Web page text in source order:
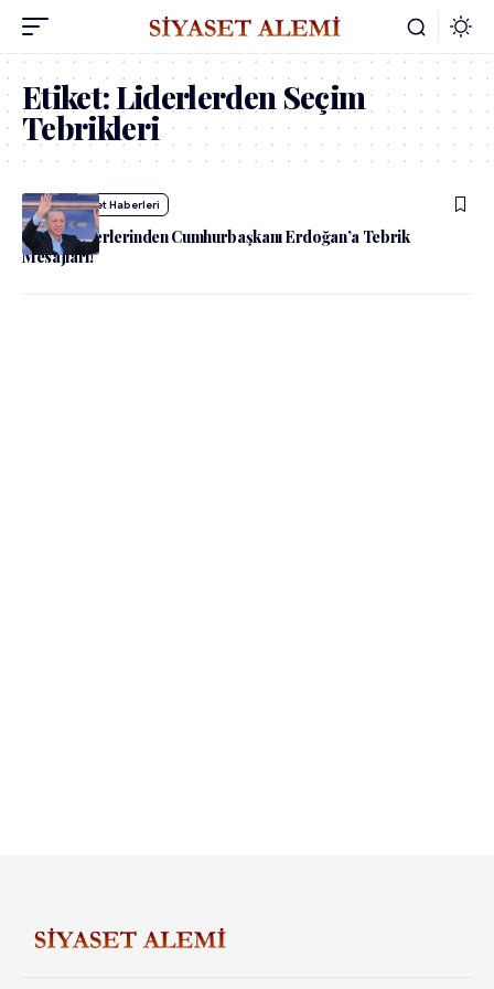
Etiket:Liderlerden Seçim
Tebrikleri
admin Siyaset Haberleri
Dünya Liderlerinden Cumhurbaşkanı Erdoğan’a Tebrik
Mesajları!